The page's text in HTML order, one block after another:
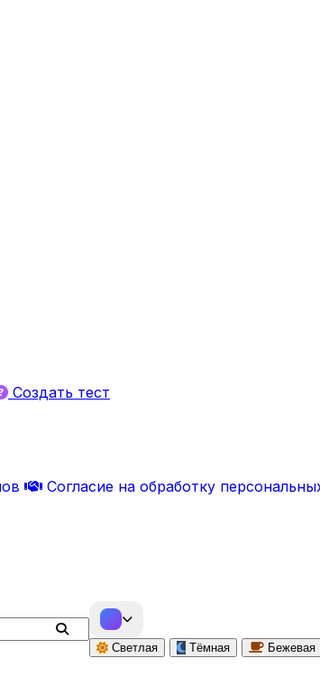
Создать тест
Согласие на обработку
Светлая Тёмная Бежевая